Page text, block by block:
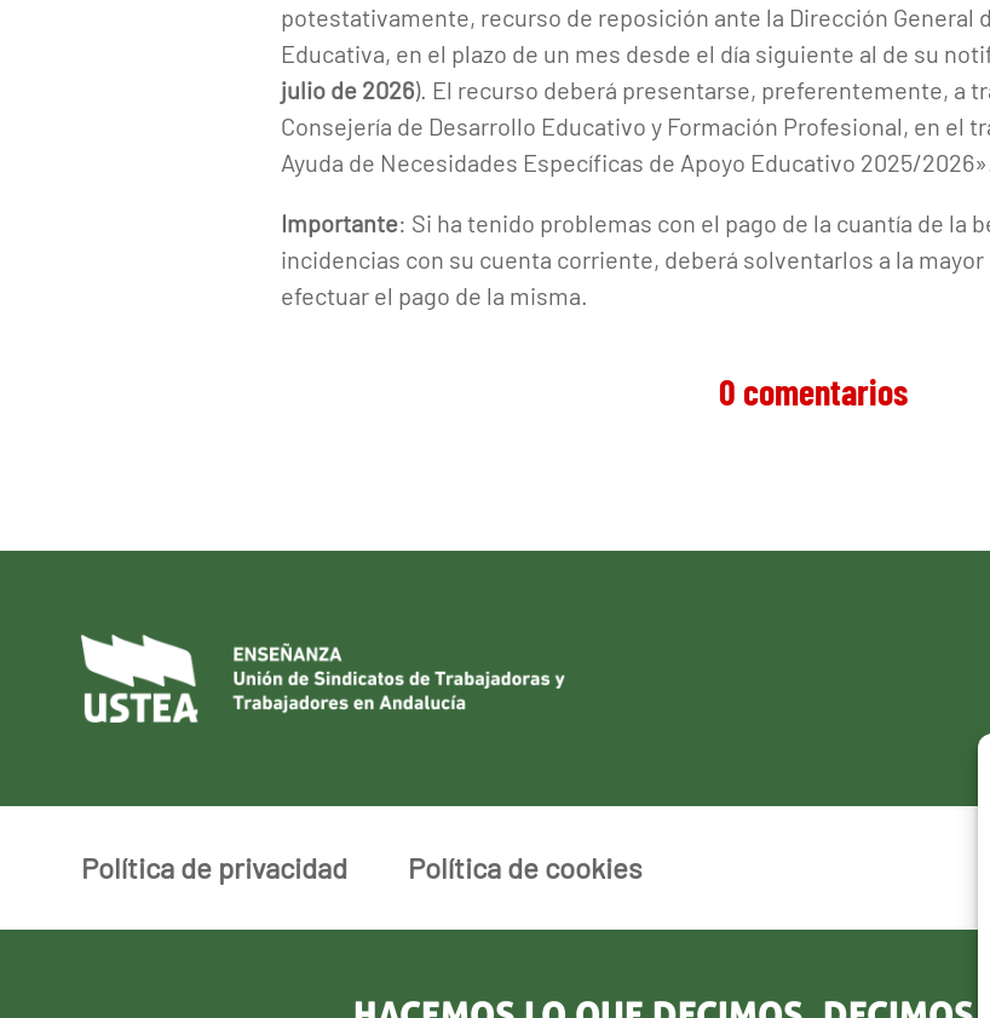
potestativamente, recurso de reposición ante la Dirección General
Educativa, en el plazo de un mes desde el día siguiente al de su
julio de 2026). El recurso deberá presentarse, preferentemente, a
Consejería de Desarrollo Educativo y Formación Profesional, en el
Ayuda de Necesidades Específicas de Apoyo Educativo 2025/2026».
Importante: Si ha tenido problemas con el pago de la cuantía de la
incidencias con su cuenta corriente, deberá solventarlos a la
efectuar el pago de la misma.
0 comentarios
Política de privacidad Política de cookies